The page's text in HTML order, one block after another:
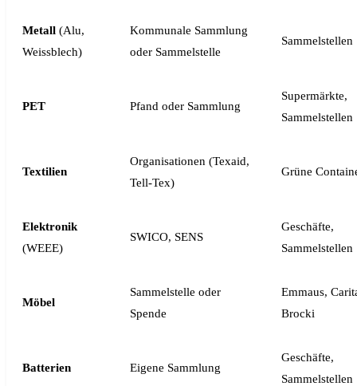
Metall (Alu,
Weissblech)
Kommunale Sammlung
oder Sammelstelle
Sammelstellen
PET Pfand oder Sammlung
Supermärkte,
Sammelstellen
Textilien
Organisationen (Texaid,
Tell-Tex)
Grüne
Elektronik
(WEEE)
SWICO, SENS
Geschäfte,
Sammelstellen
Möbel
Sammelstelle oder
Spende
Emmaus,
Brocki
Batterien Eigene Sammlung
Geschäfte,
Sammelstellen